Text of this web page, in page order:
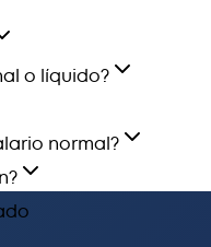
o líquido?
normal?